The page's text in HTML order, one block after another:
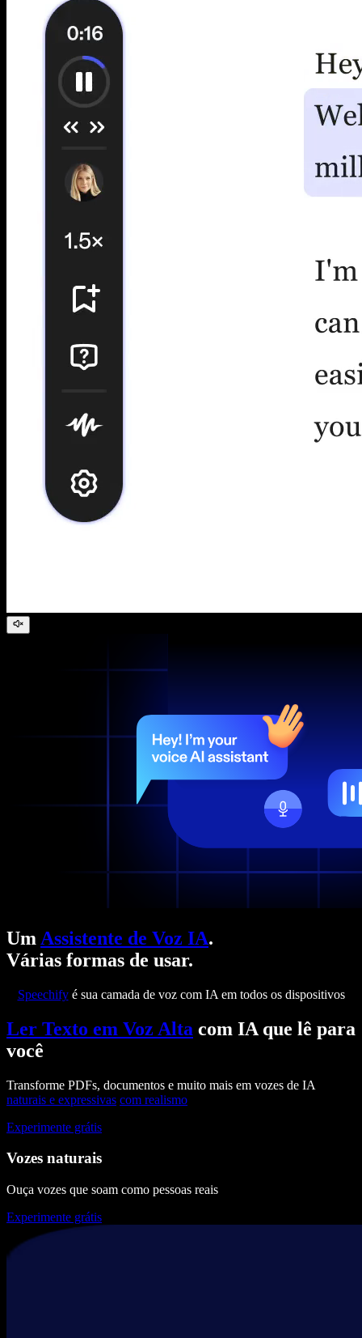
Um Assistente de Voz IA.
Várias formas de usar.
Speechifyé sua camada de voz com IA em todos os dispositivos
Ler Texto em Voz Alta com IA que lê para
você
Transforme PDFs, documentos e muito mais em vozes de IA
naturais e expressivas com realismo
Experimente grátis
Vozes naturais
Ouça vozes que soam como pessoas reais
Experimente grátis